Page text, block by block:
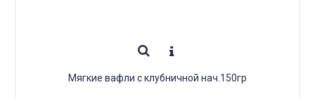
Мягкие вафли с клубничной нач.150гр